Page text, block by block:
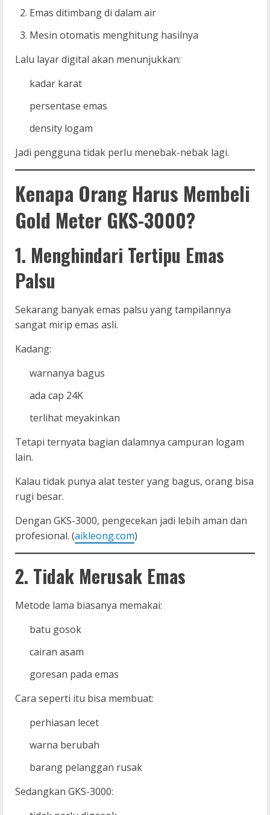
Emas ditimbang di dalam air
Mesin otomatis menghitung hasilnya
Lalu layar digital akan menunjukkan:
kadar karat
persentase emas
density logam
Jadi pengguna tidak perlu menebak-nebak lagi.
Kenapa Orang Harus Membeli
Gold Meter GKS-3000?
1. Menghindari Tertipu Emas
Palsu
Sekarang banyak emas palsu yang tampilannya
sangat mirip emas asli.
Kadang:
warnanya bagus
ada cap 24K
terlihat meyakinkan
Tetapi ternyata bagian dalamnya campuran logam
lain.
Kalau tidak punya alat tester yang bagus, orang bisa
rugi besar.
Dengan GKS-3000, pengecekan jadi lebih aman dan
profesional. (aikleong.com)
2. Tidak Merusak Emas
Metode lama biasanya memakai:
batu gosok
cairan asam
goresan pada emas
Cara seperti itu bisa membuat:
perhiasan lecet
warna berubah
barang pelanggan rusak
Sedangkan GKS-3000: